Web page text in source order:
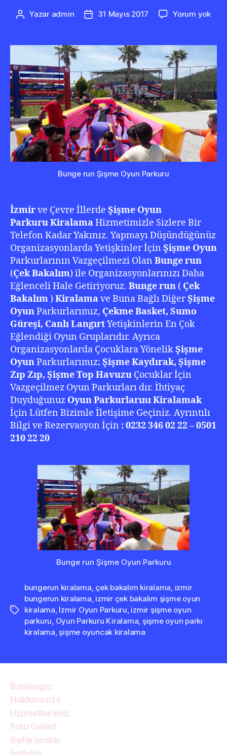
Yazının
Yazar admin
Yazı31 Mayıs 2017 Yorum yok
(
)
210
22
20
Bunge run Şişme Oyun Parkuru
İzmirve Çevre İllerde Şişme Oyun
Parkuru KiralamaHizmetimizle Sizlere Bir
Telefon Kadar Yakınız. Yapmayı Düşündüğünüz
Organizasyonlarda Yetişkinler İçin Şişme Oyun
Parkurlarının Vazgeçilmezi Olan Bunge run
(Çek Bakalım) ile Organizasyonlarınızı Daha
Eğlenceli Hale Getiriyoruz. Bunge run ( Çek
Bakalım)Kiralamave Buna Bağlı DiğerŞişme
OyunParkurlarımız, Çekme Basket, Sumo
Güreşi, Canlı LangırtYetişkinlerin En Çok
Eğlendiği Oyun Gruplarıdır. Ayrıca
Organizasyonlarda Çocuklara YönelikŞişme
OyunParkurlarımız; Şişme Kaydırak, Şişme
Zıp Zıp, Şişme Top Havuzu Çocuklar İçin
Vazgeçilmez Oyun Parkurları dır. İhtiyaç
Duyduğunuz Oyun Parkurlarını Kiralamak
İçin Lütfen Bizimle İletişime Geçiniz. Ayrıntılı
Bilgi ve Rezervasyon İçin : 0232 346 02 22 – 0501
210 22 20
Bunge run Şişme Oyun Parkuru
Etiketler
bungerun kiralama, çek bakalım kiralama, izmir
bungerun kiralama, izmir çek bakalım şişme oyun
kiralama, İzmir Oyun Parkuru, izmir şişme oyun
parkuru, Oyun Parkuru Kiralama, şişme oyun parkı
kiralama, şişme oyuncak kiralama
Başlangıç
Hakkımızda
Hizmetlerimiz
Foto Galeri
Referanslar